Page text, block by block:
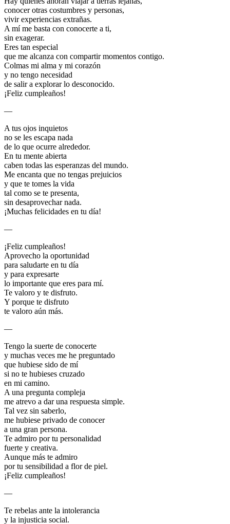
conocer otras costumbres y personas,
vivir experiencias extrañas.
A mí me basta con conocerte a ti,
sin exagerar.
Eres tan especial
que me alcanza con compartir momentos contigo.
Colmas mi alma y mi corazón
y no tengo necesidad
de salir a explorar lo desconocido.
¡Feliz cumpleaños!
—
A tus ojos inquietos
no se les escapa nada
de lo que ocurre alrededor.
En tu mente abierta
caben todas las esperanzas del mundo.
Me encanta que no tengas prejuicios
y que te tomes la vida
tal como se te presenta,
sin desaprovechar nada.
¡Muchas felicidades en tu día!
—
¡Feliz cumpleaños!
Aprovecho la oportunidad
para saludarte en tu día
y para expresarte
lo importante que eres para mí.
Te valoro y te disfruto.
Y porque te disfruto
te valoro aún más.
—
Tengo la suerte de conocerte
y muchas veces me he preguntado
que hubiese sido de mí
si no te hubieses cruzado
en mi camino.
A una pregunta compleja
me atrevo a dar una respuesta simple.
Tal vez sin saberlo,
me hubiese privado de conocer
a una gran persona.
Te admiro por tu personalidad
fuerte y creativa.
Aunque más te admiro
por tu sensibilidad a flor de piel.
¡Feliz cumpleaños!
—
Te rebelas ante la intolerancia
y la injusticia social.